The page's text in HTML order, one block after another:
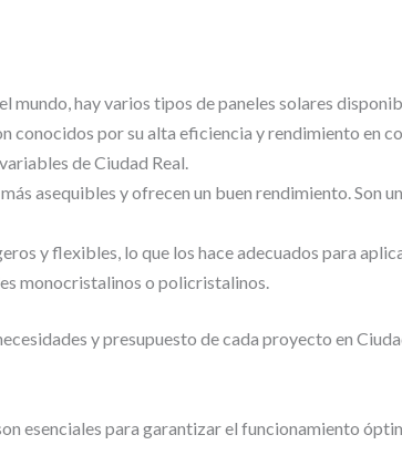
mundo, hay varios tipos de paneles solares
conocidos por su alta eficiencia y rendimiento en
de Ciudad Real.
asequibles y ofrecen un buen rendimiento. Son
y flexibles, lo que los hace adecuados para
monocristalinos o policristalinos.
y presupuesto de cada proyecto en
esenciales para garantizar el funcionamiento